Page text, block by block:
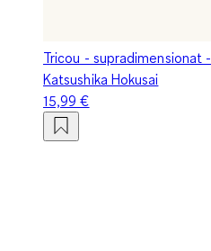
Tricou - supradimensionat -
Katsushika Hokusai
15,99 €